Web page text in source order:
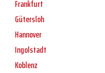
Frankfurt
Gütersloh
Hannover
Ingolstadt
Koblenz